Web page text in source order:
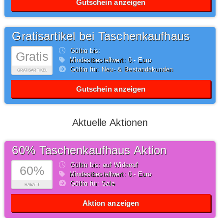
Gutschein anzeigen
Gratis
GRATISARTIKEL
Gratisartikel bei Taschenkaufhaus
Gültig bis:
Mindestbestellwert: 0,- Euro
Gültig für: Neu- & Bestandskunden
Gutschein anzeigen
Aktuelle Aktionen
60%
RABATT
60% Taschenkaufhaus Aktion
Gültig bis: auf Widerruf
Mindestbestellwert: 0,- Euro
Gültig für: Sale
Aktion anzeigen